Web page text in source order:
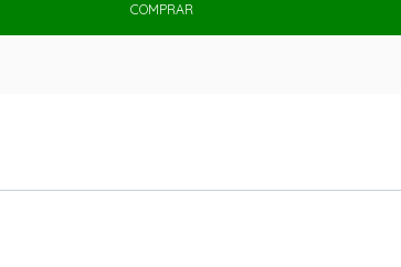
COMPRAR